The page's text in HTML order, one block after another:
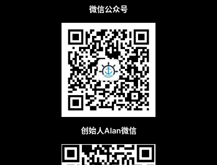
微信公众号
创始人Alan微信